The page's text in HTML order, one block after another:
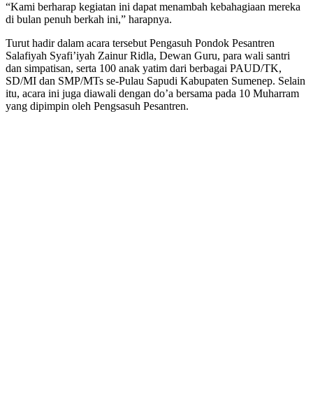
“Kami berharap kegiatan ini dapat menambah kebahagiaan mereka
di bulan penuh berkah ini,” harapnya.
Turut hadir dalam acara tersebut Pengasuh Pondok Pesantren
Salafiyah Syafi’iyah Zainur Ridla, Dewan Guru, para wali santri
dan simpatisan, serta 100 anak yatim dari berbagai PAUD/TK,
SD/MI dan SMP/MTs se-Pulau Sapudi Kabupaten Sumenep. Selain
itu, acara ini juga diawali dengan do’a bersama pada 10 Muharram
yang dipimpin oleh Pengsasuh Pesantren.